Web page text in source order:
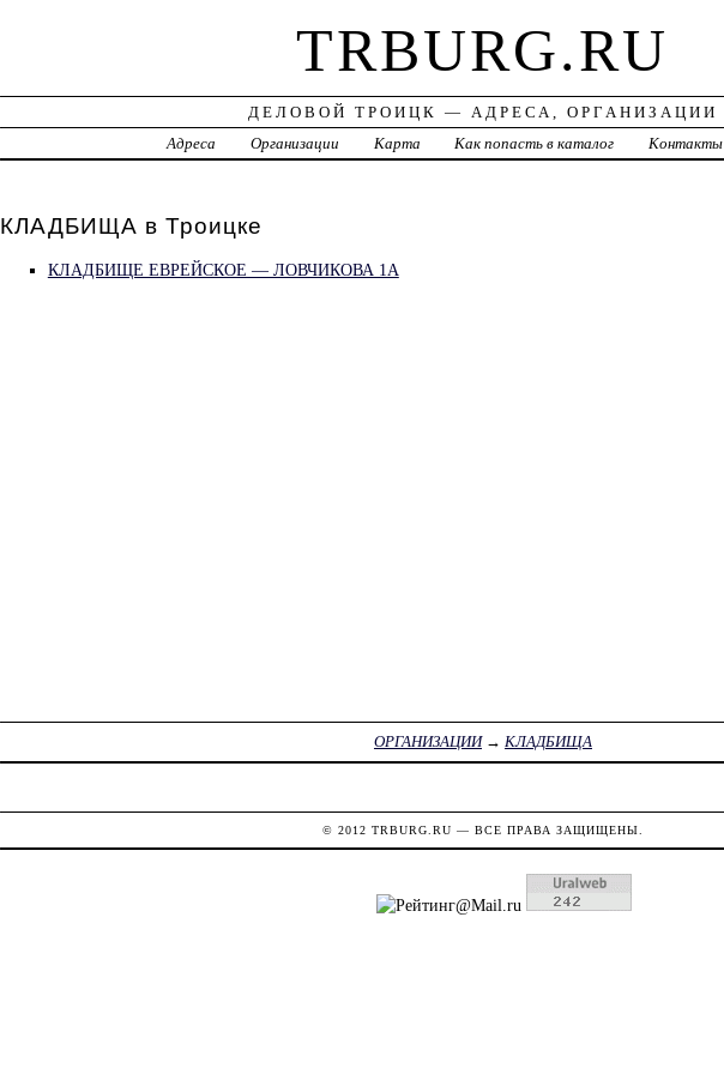
TRBURG.RU
ДЕЛОВОЙ ТРОИЦК — АДРЕСА, ОРГАНИЗАЦИИ
Адреса
Организации Карта Как попасть в каталог Контакты
КЛАДБИЩА в Троицке
КЛАДБИЩЕ ЕВРЕЙСКОЕ — ЛОВЧИКОВА 1А
ОРГАНИЗАЦИИ→ КЛАДБИЩА
© 2012 TRBURG.RU — ВСЕ ПРАВА ЗАЩИЩЕНЫ.